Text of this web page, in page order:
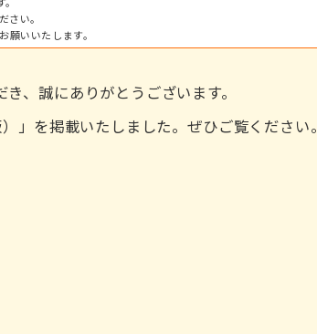
さい。
願いいたします。
、誠にありがとうございます。
」を掲載いたしました。ぜひご覧ください。